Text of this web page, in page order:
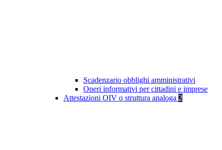
Scadenzario obblighi amministrativi
Oneri informativi per cittadini e imprese
Attestazioni OIV o struttura analoga 2